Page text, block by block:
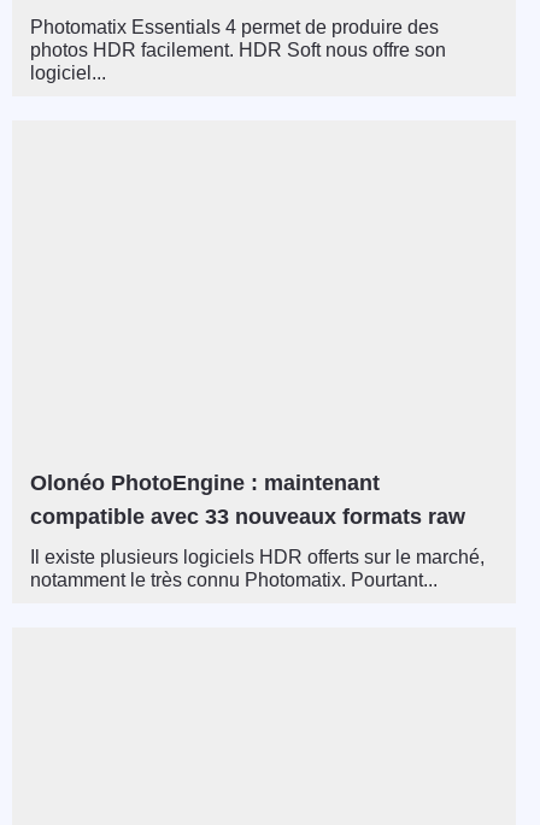
Photomatix Essentials 4 permet de produire des
photos HDR facilement. HDR Soft nous offre son
logiciel...
Olonéo PhotoEngine : maintenant
compatible avec 33 nouveaux formats raw
Il existe plusieurs logiciels HDR offerts sur le marché,
notamment le très connu Photomatix. Pourtant...